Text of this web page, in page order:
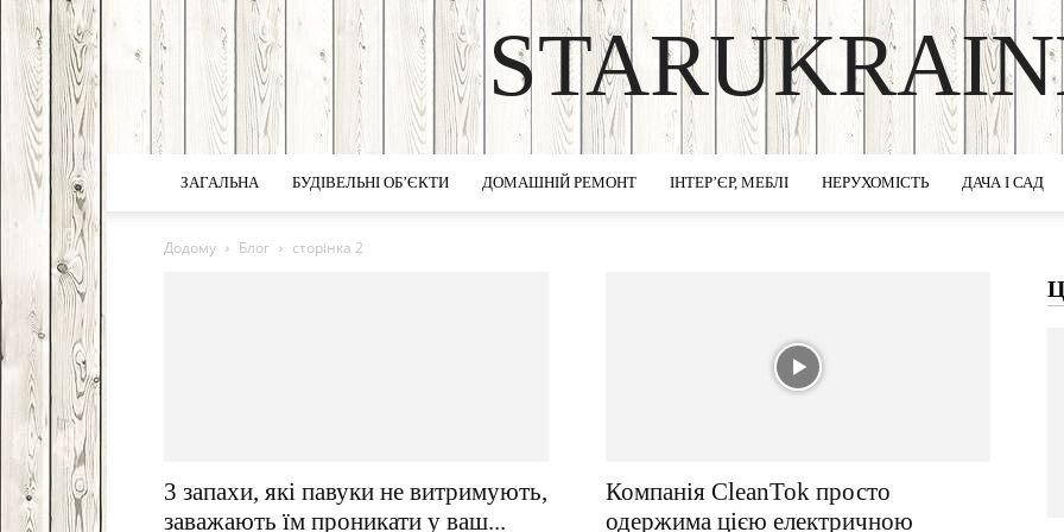
DISCOVER THE ART OF PUBLISHING
ЗАГАЛЬНА БУДІВЕЛЬНІ ОБ’ЄКТИ ДОМАШНІЙ РЕМОНТ ІНТЕР’ЄР, МЕБЛІ НЕРУХОМІСТЬ ДАЧА І САД
Додому Блог сторінка 2
3 запахи, які павуки не витримують,
заважають їм проникати у ваш...
Компанія CleanTok просто
одержима цією електричною